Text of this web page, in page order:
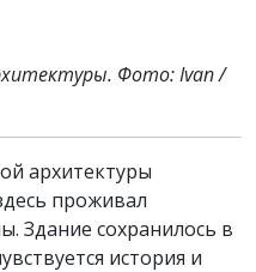
Фото: Ivan /
архитектуры
проживал
Здание сохранилось в
история и